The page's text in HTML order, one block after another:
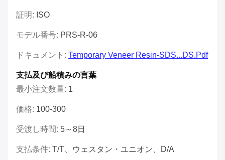
証明: ISO
モデル番号: PRS-R-06
ドキュメント: Temporary Veneer Resin-SDS...DS.pdf
支払及び船積みの言葉
最小注文数量: 1
価格: 100-300
受渡し時間: 5～8日
支払条件: T/T、ウェスタン・ユニオン、D/A